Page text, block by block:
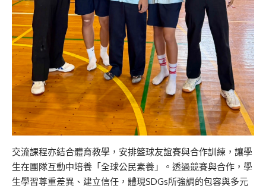
交流課程亦結合體育教學，安排籃球友誼賽與合作訓練，讓學
生在團隊互動中培養「全球公民素養」。透過競賽與合作，學
生學習尊重差異、建立信任，體現SDGs所強調的包容與多元